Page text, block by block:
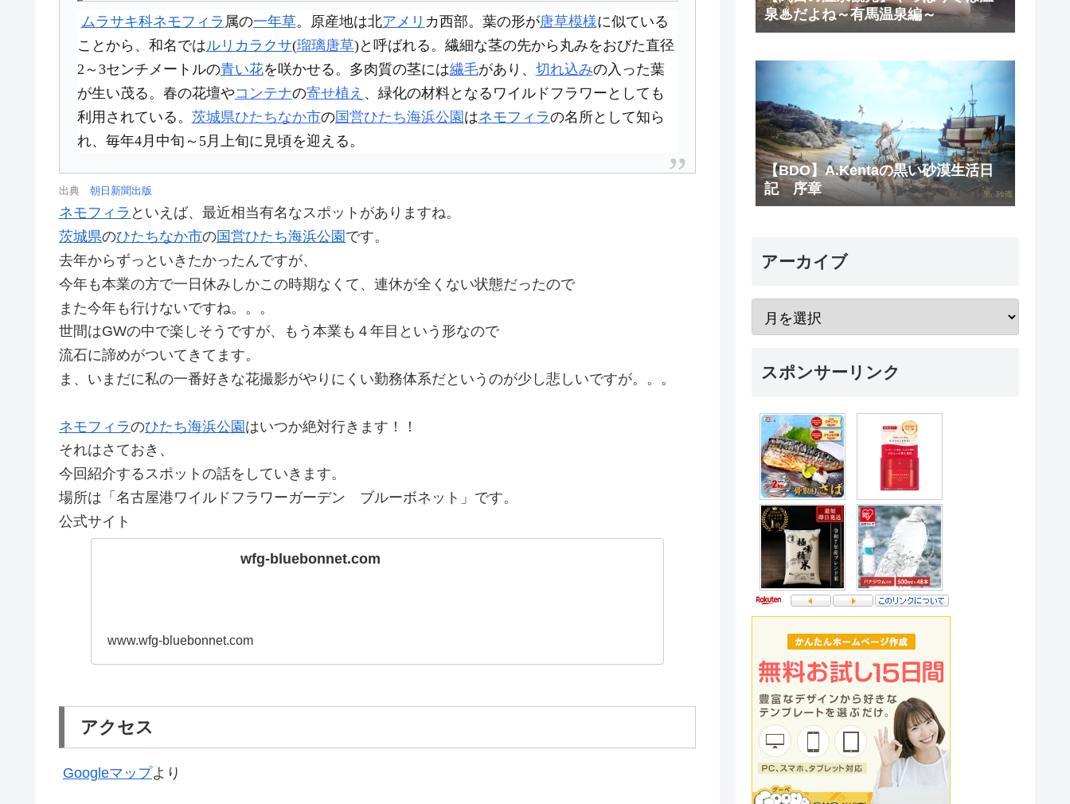
ムラサキ科ネモフィラ 属の一年草。原産地は北アメリ カ西部。葉の形が唐草模様に似ている
ことから、和名ではルリカラクサ(瑠璃唐草)と呼ばれる。繊細な茎の先から丸みをおびた直径
2～3センチメートルの青い花を咲かせる。多肉質の茎には繊毛があり、 切れ込みの入った葉
が生い茂る。春の花壇やコンテナの寄せ植え 、緑化の材料となるワイルドフラワーとしても
利用されている。 茨城県ひたちなか市の国営ひたち海浜公園はネモフィラの名所として知ら
れ、毎年4月中旬～5月上旬に見頃を迎える。
出典 朝日新聞出版
ネモフィラ といえば、最近相当有名なスポットがありますね。
茨城県のひたちなか市の国営ひたち海浜公園 です。
去年からずっといきたかったんですが、
今年も本業の方で一日休みしかこの時期なくて、連休が全くない状態だったので
また今年も行けないですね。。。
世間はGWの中で楽しそうですが、もう本業も４年目という形なので
流石に諦めがついてきてます。
ま、いまだに私の一番好きな花撮影がやりにくい勤務体系だというのが少し悲しいですが。。。
ネモフィラのひたち海浜公園はいつか絶対行きます！！
それはさておき、
今回紹介するスポットの話をしていきます。
場所は「名古屋港ワイルドフラワーガーデン ブルーボネット」です。
公式サイト
wfg-bluebonnet.com
www.wfg-bluebonnet.com
アクセス
Googleマップより
泉♨だよね～有馬温泉編～
【BDO】A.Kentaの黒い砂漠生活日
記 序章
アーカイブ
スポンサーリンク